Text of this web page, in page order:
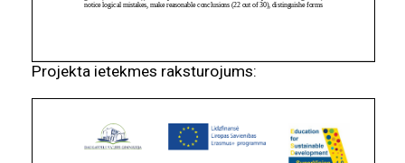
Projekta ietekmes raksturojums: